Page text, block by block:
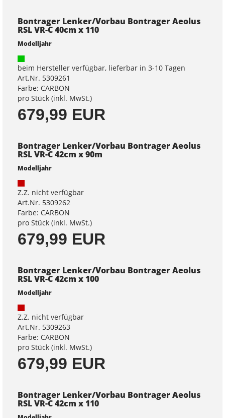
Bontrager Lenker/Vorbau Bontrager Aeolus
RSL VR-C 40cm x 110
Modelljahr
beim Hersteller verfügbar, lieferbar in 3-10 Tagen
Art.Nr. 5309261
Farbe: CARBON
pro Stück (inkl. MwSt.)
679,99 EUR
Bontrager Lenker/Vorbau Bontrager Aeolus
RSL VR-C 42cm x 90m
Modelljahr
Z.Z. nicht verfügbar
Art.Nr. 5309262
Farbe: CARBON
pro Stück (inkl. MwSt.)
679,99 EUR
Bontrager Lenker/Vorbau Bontrager Aeolus
RSL VR-C 42cm x 100
Modelljahr
Z.Z. nicht verfügbar
Art.Nr. 5309263
Farbe: CARBON
pro Stück (inkl. MwSt.)
679,99 EUR
Bontrager Lenker/Vorbau Bontrager Aeolus
RSL VR-C 42cm x 110